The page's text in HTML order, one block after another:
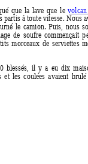
que la lave que le
partis à toute vitesse. Nous
le camion. Puis, nous
de soufre commençait p
morceaux de serviettes
blessés, il y a eu dix
et les coulées avaient brulé